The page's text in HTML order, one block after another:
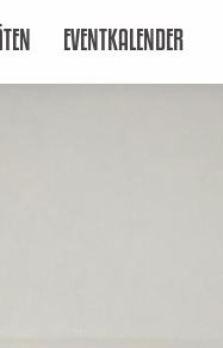
EVENTKALENDER